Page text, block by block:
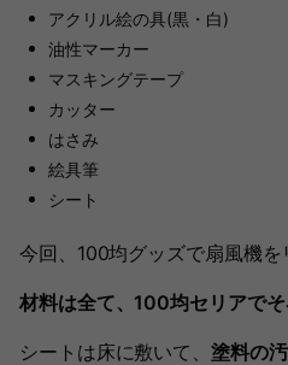
アクリル絵の具(黒・白)
油性マーカー
マスキングテープ
カッター
はさみ
絵具筆
シート
今回、100均グッズで扇風機を
材料は全て、100均セリアでそ
シートは床に敷いて、 塗料の